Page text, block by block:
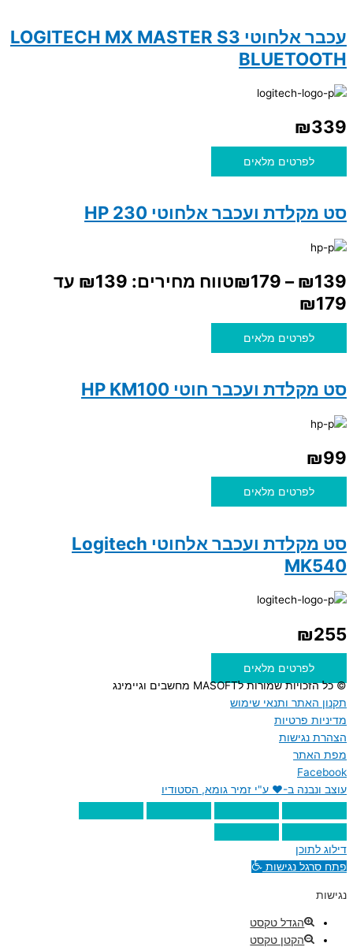
עכבר אלחוטי LOGITECH MX MASTER S3
BLUETOOTH
₪339
לפרטים מלאים
סט מקלדת ועכבר אלחוטי HP 230
₪139
–
₪179
טווח מחירים: ⁦₪139⁩ עד
לפרטים מלאים
סט מקלדת ועכבר חוטי HP KM100
₪99
לפרטים מלאים
סט מקלדת ועכבר אלחוטי Logitech
MK540
₪255
לפרטים מלאים
© כל הזכויות שמורות לMASOFT מחשבים וגיימינג
תקנון האתר ותנאי שימוש
מדיניות פרטיות
הצהרת נגישות
מפת האתר
Facebook
עוצב ונבנה ב-♥︎ ע"י זמיר גומא, הסטודיו
דילוג לתוכן
פתח סרגל נגישות
נגישות
הגדל טקסט
הקטן טקסט